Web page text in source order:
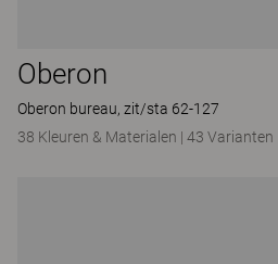
Oberon
Oberon bureau, zit/sta 62-127
38 Kleuren & Materialen | 43 Varianten